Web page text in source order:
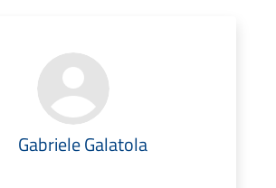
Gabriele Galatola